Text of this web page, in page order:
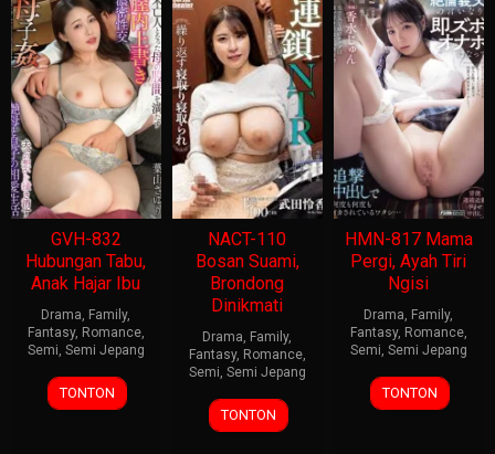
GVH-832
Hubungan Tabu,
Anak Hajar Ibu
Drama, Family,
Fantasy, Romance,
Semi, Semi Jepang
TONTON
NACT-110
Bosan Suami,
Brondong
Dinikmati
Drama, Family,
Fantasy, Romance,
Semi, Semi Jepang
TONTON
HMN-817 Mama
Pergi, Ayah Tiri
Ngisi
Drama, Family,
Fantasy, Romance,
Semi, Semi Jepang
TONTON